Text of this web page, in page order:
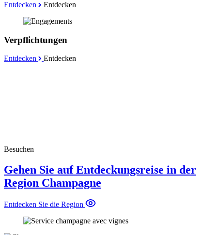
Entdecken Entdecken
Verpflichtungen
Entdecken Entdecken
Besuchen
Gehen Sie auf Entdeckungsreise in der
Region Champagne
Entdecken Sie die Region